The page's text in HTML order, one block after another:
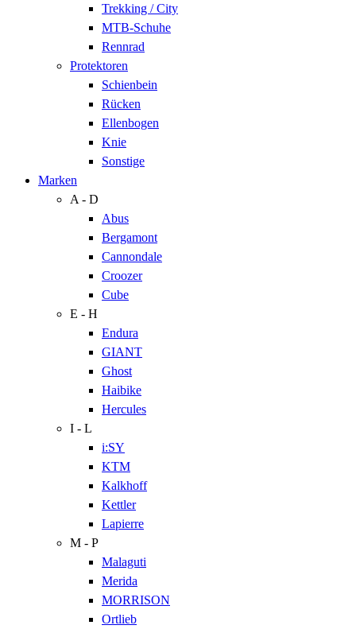
Trekking / City
MTB-Schuhe
Rennrad
Protektoren
Schienbein
Rücken
Ellenbogen
Knie
Sonstige
Marken
A - D
Abus
Bergamont
Cannondale
Croozer
Cube
E - H
Endura
GIANT
Ghost
Haibike
Hercules
I - L
i:SY
KTM
Kalkhoff
Kettler
Lapierre
M - P
Malaguti
Merida
MORRISON
Ortlieb